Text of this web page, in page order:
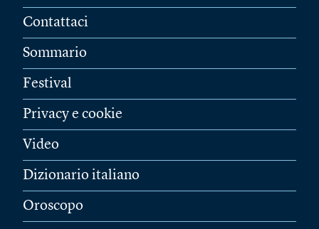
Contattaci
Sommario
Festival
Privacy e cookie
Video
Dizionario italiano
Oroscopo